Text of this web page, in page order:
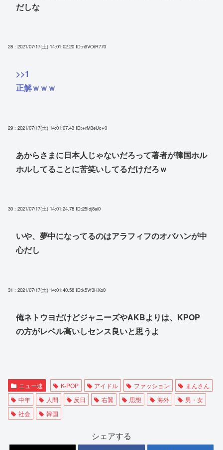
だしな
28 : 2021/07/17(土) 14:01:02.20 ID:n9VOtR770
>>1
正解ｗｗｗ
29 : 2021/07/17(土) 14:01:07.43 ID:+rM3eUc+0
あからさまに日本人じゃないだろって著者が韓国ホル
ホルしてることに苦笑いしてるだけだろｗ
30 : 2021/07/17(土) 14:01:24.78 ID:25Idj8ai0
いや、夢中になってるのはアラフィフのオバハンが中
心だし
31 : 2021/07/17(土) 14:01:40.56 ID:k5Vf3HXo0
俺ネトウヨだけどジャニーズやAKBよりは、KPOP
の方がレベル高いしセンス良いと思うよ
ニュー速 K-POP アイドル ファッション
まんさん
中年
人間 反日 右翼 思想 海外
男・女
社会
韓国
シェアする